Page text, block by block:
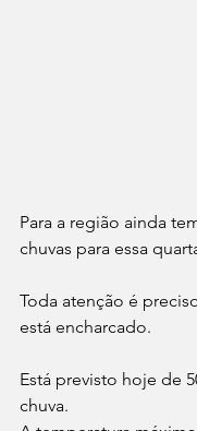
Para a região ainda
chuvas para essa
Toda atenção é
está encharcado.
Está previsto hoje de
chuva.